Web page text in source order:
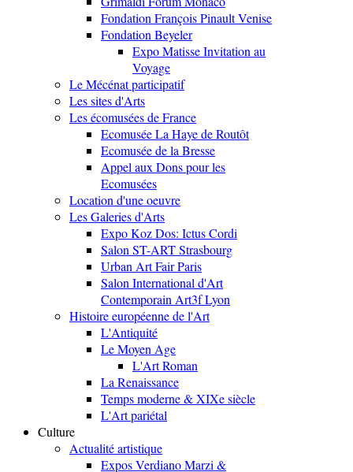
Fondation François Pinault Venise
Fondation Beyeler
Expo Matisse Invitation au
Voyage
Le Mécénat participatif
Les sites d'Arts
Les écomusées de France
Ecomusée La Haye de Routôt
Ecomusée de la Bresse
Appel aux Dons pour les
Ecomusées
Location d'une oeuvre
Les Galeries d'Arts
Expo Koz Dos: Ictus Cordi
Salon ST-ART Strasbourg
Urban Art Fair Paris
Salon International d'Art
Contemporain Art3f Lyon
Histoire européenne de l'Art
L'Antiquité
Le Moyen Age
L'Art Roman
La Renaissance
Temps moderne & XIXe siècle
L'Art pariétal
Culture
Actualité artistique
Expos Verdiano Marzi &